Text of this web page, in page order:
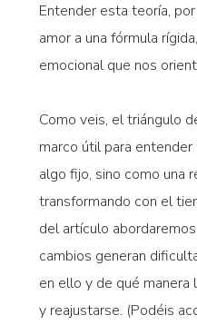
Entender esta teoría,
amor a una fórmula
emocional que nos
Como veis, el triángulo
marco útil para
algo fijo, sino como una
transformando con el
del artículo
cambios generan
en ello y de qué manera
y reajustarse. (Podéis